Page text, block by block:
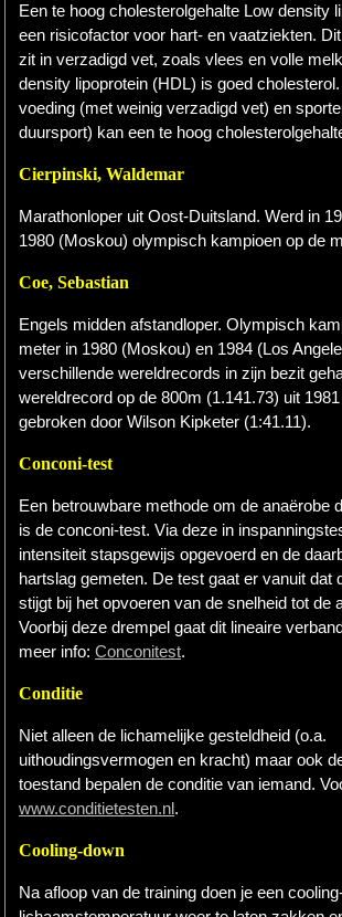
Een te hoog cholesterolgehalte Low density
een risicofactor voor hart- en vaatziekten.
zit in verzadigd vet, zoals vlees en volle
density lipoprotein (HDL) is goed
voeding (met weinig verzadigd vet) en
duursport) kan een te hoog
Cierpinski, Waldemar
Marathonloper uit Oost-Duitsland. Werd in
1980 (Moskou) olympisch kampioen op de
Coe, Sebastian
Engels midden afstandloper. Olympisch
meter in 1980 (Moskou) en 1984 (Los
verschillende wereldrecords in zijn bezit
wereldrecord op de 800m (1.141.73) uit
gebroken door Wilson Kipketer (1:41.11).
Conconi-test
Een betrouwbare methode om de anaërobe
is de conconi-test. Via deze in
intensiteit stapsgewijs opgevoerd en de
hartslag gemeten. De test gaat er vanuit dat
stijgt bij het opvoeren van de snelheid tot de
Voorbij deze drempel gaat dit lineaire
meer info: Conconitest.
Conditie
Niet alleen de lichamelijke gesteldheid (o.a.
uithoudingsvermogen en kracht) maar ook
toestand bepalen de conditie van iemand.
www.conditietesten.nl.
Cooling-down
Na afloop van de training doen je een